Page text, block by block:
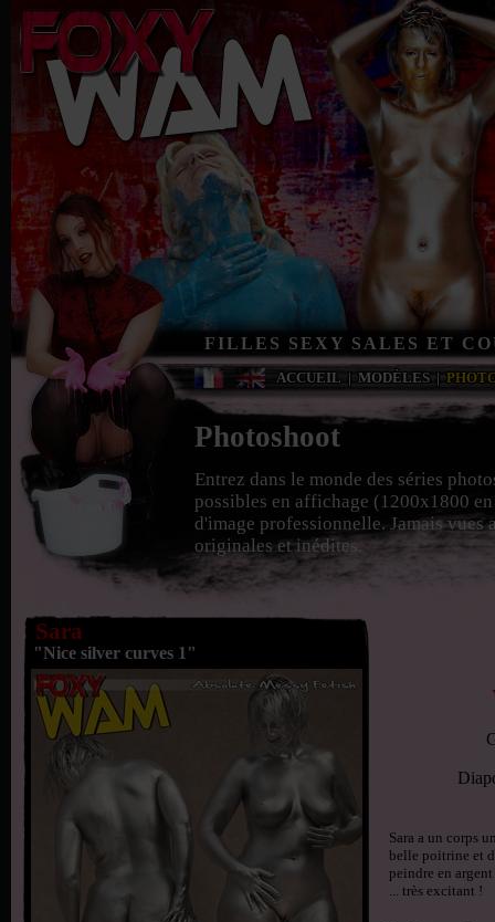
FILLES SEXY SALES ET
ACCUEIL | MODÈLES |
Photoshoot
Entrez dans le monde des séries
possibles en affichage (1200x1800
d'image professionnelle. Jamais vues
originales et inédites.
Sara
"Nice silver curves 1"
Sara a un corps
belle poitrine et
peindre en
... très excitant !